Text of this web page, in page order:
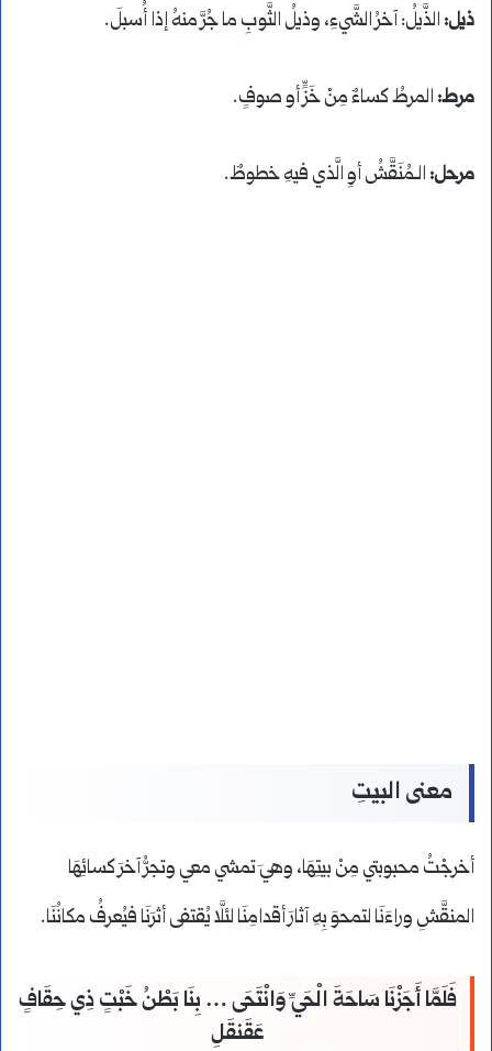
ذيل:الذَّيلُ: آخرُ الشَّيءِ، وذيلُ الثَّوبِ ما جُرَّ منهُ إذا أُسبلَ.
مرط:المرطُ كساءٌ مِنْ خَزٍّ أو صوفٍ.
مرحل:الـمُنَقَّشُ أوِ الَّذي فيهِ خطوطٌ.
معنى البيتِ
أخرجْتُ محبوبتي مِنْ بيتِهَا، وهيَ تمشي معي وتجرُّ آخرَ كسائِهَا
المنقَّشِ وراءَنَا لتمحوَ بِهِ آثارَ أقدامِنَا لئلَّا يُقتفى أثرَنَا فيُعرفُ مكانُنَا.
فَلَمَّا أَجَزْنَا سَاحَةَ الْحَيِّ وَانْتَحَى … بِنَا بَطْنُ خَبْتٍ ذِي حِقَافٍ
عَقَنقَلِ